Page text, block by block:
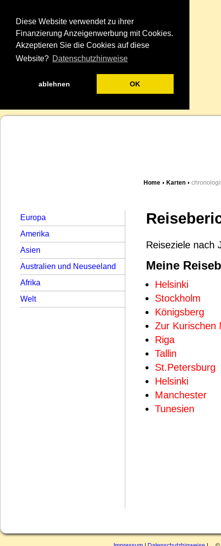
Diese Website verwendet zu ihrer
Finanzierung Anzeigenwerbung mit Cookies.
Akzeptieren Sie die Cookies auf diese
Website? Datenschutzhinweise
ablehnen OK
Home Karten
Europa
Amerika
Asien
Australien und Neuseeland
Afrika
Welt
Reiseziele nach
Meine
Helsinki
Stockholm
Königsberg
Zur Kurischen
Riga
Tallin
St.Petersburg
Helsinki
Manchester
Tunesien